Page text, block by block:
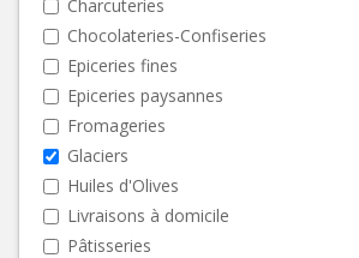
Charcuteries
Chocolateries-Confiseries
Epiceries fines
Epiceries paysannes
Fromageries
Glaciers
Huiles d'Olives
Livraisons à domicile
Pâtisseries